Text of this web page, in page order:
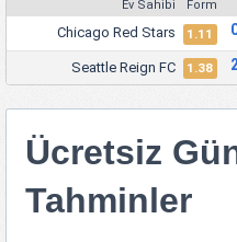
Ev Sahibi Form
Chicago Red Stars 1.11
Seattle Reign FC 1.38
Ücretsiz
Tahminler